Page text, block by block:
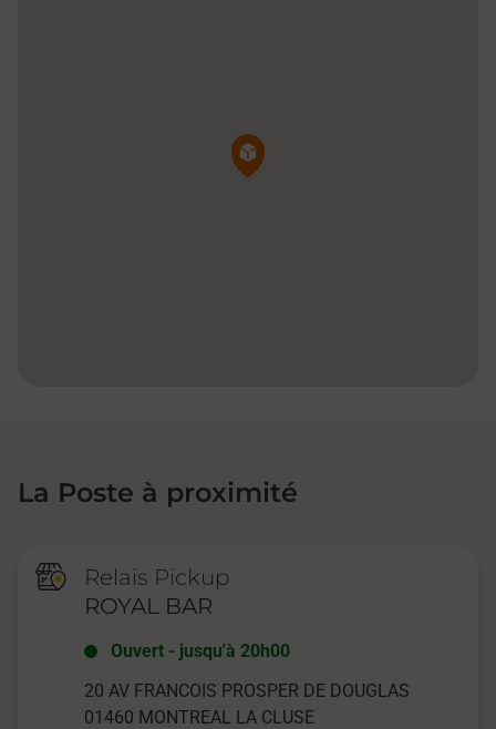
Pin de la carte
La Poste à proximité
Relais Pickup
ROYAL BAR
Ouvert - jusqu'à 20h00
20 AV FRANCOIS PROSPER DE DOUGLAS
01460 MONTREAL LA CLUSE